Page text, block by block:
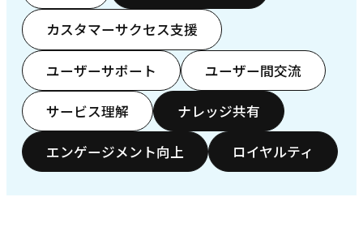
カスタマーサクセス支援
ユーザーサポート ユーザー間交流
サービス理解 ナレッジ共有
エンゲージメント向上 ロイヤルティ